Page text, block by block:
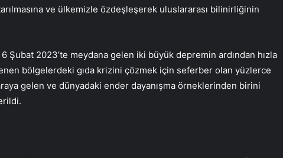
ve ülkemizle özdeşleşerek uluslararası bilinirliğinin
6 Şubat 2023’te meydana gelen iki büyük depremin ardından hızla
bölgelerdeki gıda krizini çözmek için seferber olan yüzlerce
gelen ve dünyadaki ender dayanışma örneklerinden birini